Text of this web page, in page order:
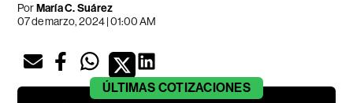
PorMaría C. Suárez
07 de marzo, 2024 | 01:00 AM
ÚLTIMAS COTIZACIONES